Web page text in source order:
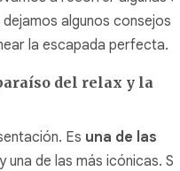
algunos consejos
la escapada perfecta.
del relax y la
Es una de las
y una de las más icónicas. Si